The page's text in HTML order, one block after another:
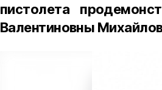
пистолета
Валентиновны